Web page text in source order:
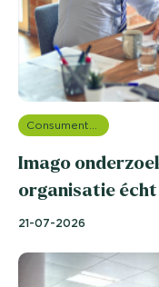
Consumentenonderzoek
Imago
organisatie
21-07-2026